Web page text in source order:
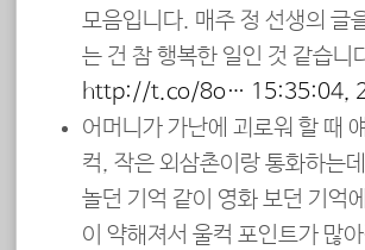
모음입니다. 매주 정 선생의 글
는 건 참 행복한 일인 것 같습니
http://t.co/8o… 15:35:04,
어머니가 가난에 괴로워 할 때
컥, 작은 외삼촌이랑 통화하는
놀던 기억 같이 영화 보던 기억
이 약해져서 울컥 포인트가 많